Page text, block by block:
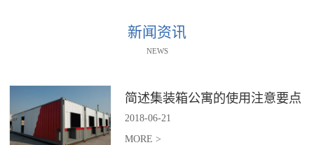
新闻资讯
NEWS
简述集装箱公寓的使用注意要点
2018-06-21
MORE >